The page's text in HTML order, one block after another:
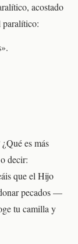
acostado
paralítico:
es más
decir:
que el Hijo
pecados —
tu camilla y